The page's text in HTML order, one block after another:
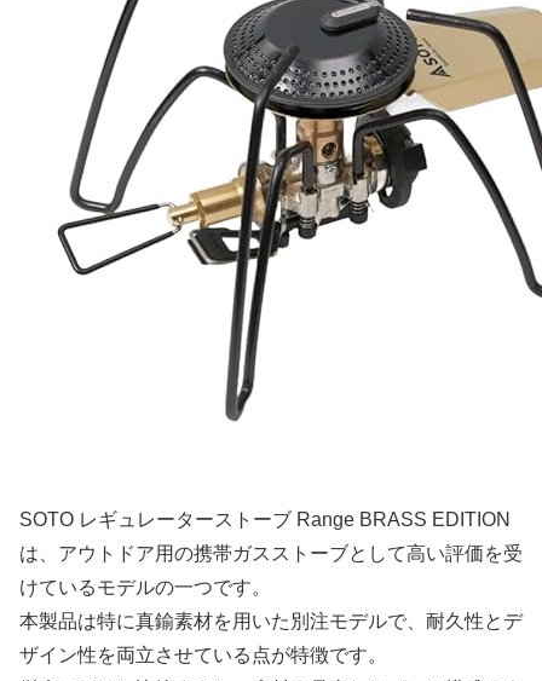
SOTO レギュレーターストーブ Range BRASS EDITION
は、アウトドア用の携帯ガスストーブとして高い評価を受
けているモデルの一つです。
本製品は特に真鍮素材を用いた別注モデルで、耐久性とデ
ザイン性を両立させている点が特徴です。